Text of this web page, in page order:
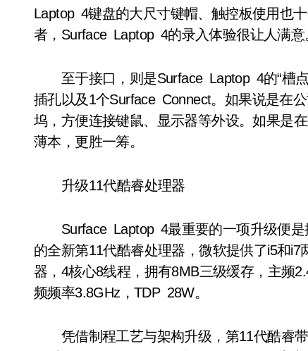
Laptop 4键盘的大尺寸键帽、触控板使用也
者，Surface Laptop 4的录入体验很让人满意
至于接口，则是Surface Laptop 4的“槽点
插孔以及1个Surface Connect。如果说是在
坞，方便连接键鼠、显示器等外设。如果是
薄本，更胜一筹。
升级11代酷睿处理器
Surface Laptop 4最重要的一项升级便是
的全新第11代酷睿处理器，微软提供了i5和
器，4核心8线程，拥有8MB三级缓存，主频
频频率3.8GHz，TDP 28W。
凭借制程工艺与架构升级，第11代酷睿带